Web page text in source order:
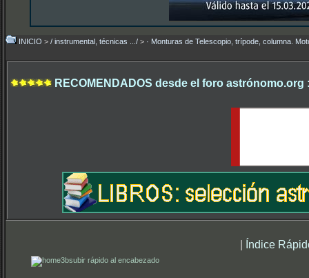
INICIO > / instrumental, técnicas .../ > · Monturas de Telescopio, trípode, columna.
RECOMENDADOS desde el foro astrónomo.org
| Índice
subir rápido al encabezado